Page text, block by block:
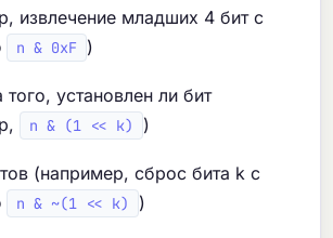
извлечение младших 4 бит с
n & 0xF )
установлен ли бит
n & (1 << k) )
(например, сброс бита k с
n & ~(1 << k) )